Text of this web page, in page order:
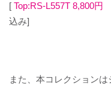
[ Top:RS-L557T 8,800円
込み]
また、本コレクション